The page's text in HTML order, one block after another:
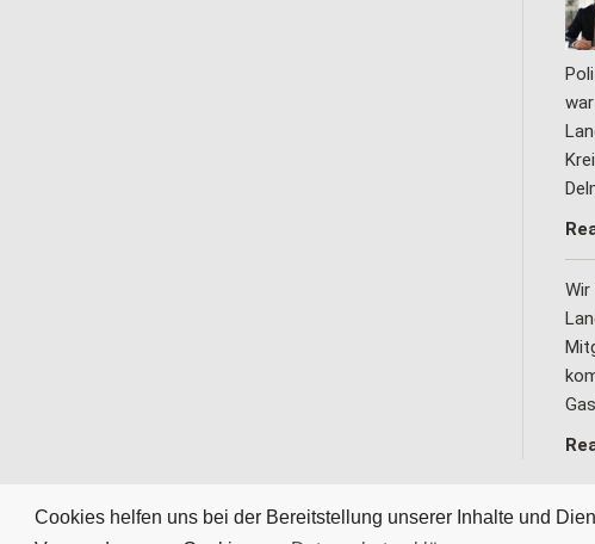
Cookies helfen uns bei der Bereitstellung unserer Inhalte und